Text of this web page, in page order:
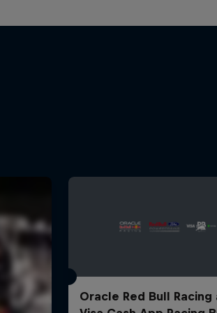
Oracle Red Bull Racing